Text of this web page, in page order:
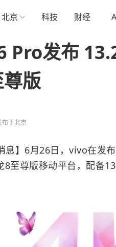
北京 科技 财经
Pro发布
版
布于北京
】6月26日，vivo在发布
8至尊版移动平台，配备